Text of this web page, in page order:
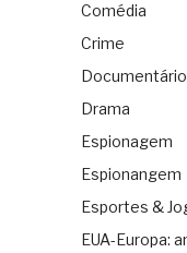
Comédia
Crime
Documentário
Drama
Espionagem
Espionangem
Esportes &
EUA-Europa: